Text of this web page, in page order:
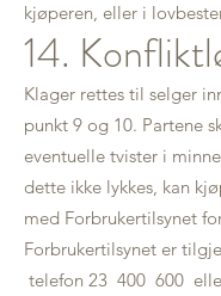
kjøperen, eller i
14.
Klager rettes til selger
punkt 9 og 10. Partene
eventuelle tvister i
dette ikke lykkes, kan
med Forbrukertilsynet
Forbrukertilsynet er
telefon 23 400 600